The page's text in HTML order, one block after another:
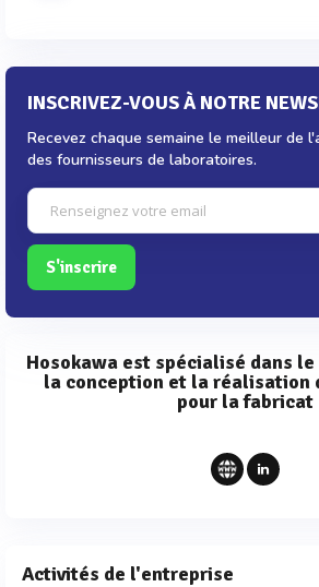
INSCRIVEZ-VOUS À NOTRE
Recevez chaque semaine le meilleur de
des fournisseurs de laboratoires.
S'inscrire
Hosokawa est spécialisé dans
la conception et la réalisation
pour la fabricat
Activités de l'entreprise